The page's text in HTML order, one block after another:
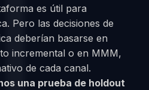
es útil para
Pero las decisiones de
deberían basarse en
incremental o en MMM,
de cada canal.
una prueba de holdout